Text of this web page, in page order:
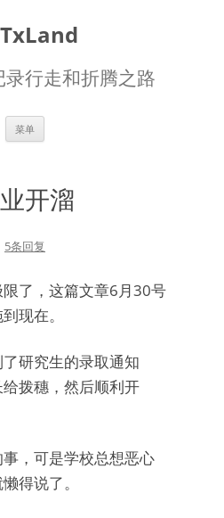
行走和折腾之路
菜单
开溜
5条回复
了，这篇文章6月30号
现在。
研究生的录取通知
拨穗，然后顺利开
，可是学校总想恶心
得说了。